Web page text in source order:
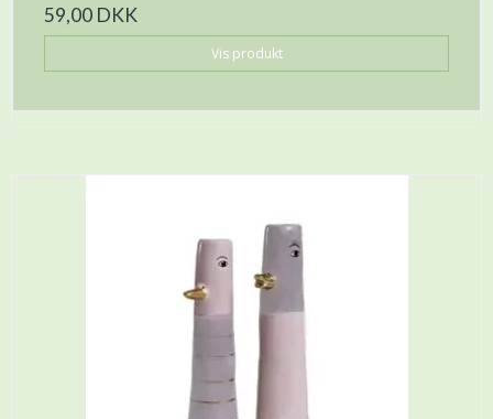
59,00 DKK
Vis produkt